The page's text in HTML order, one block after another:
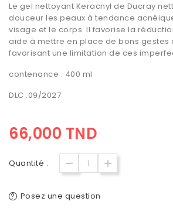
Le gel nettoyant Keracnyl de Ducray
douceur les peaux à tendance
visage et le corps. Il favorise la
aide à mettre en place de bons gestes
favorisant une limitation de ces
contenance : 400 ml
DLC :09/2027
66,000 TND
Quantité :
Posez une question